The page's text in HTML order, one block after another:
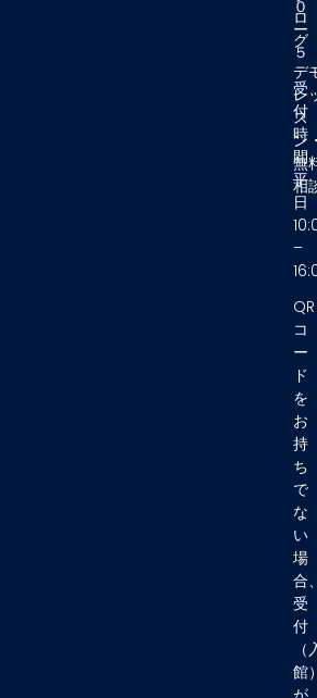
０
ー
受
付
時
間
平
日
–
QR
コ
ー
ド
を
お
持
ち
で
な
い
場
合
受
付
（
館
ロ
グ
デ
レ
ス
ン
無
相